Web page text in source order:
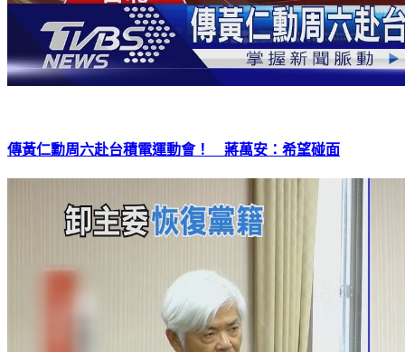
傳黃仁勳周六赴台積電運動會！ 蔣萬安：希望碰面